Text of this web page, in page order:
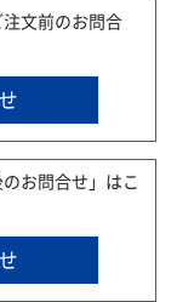
文前のお問合
お問合せ」はこ